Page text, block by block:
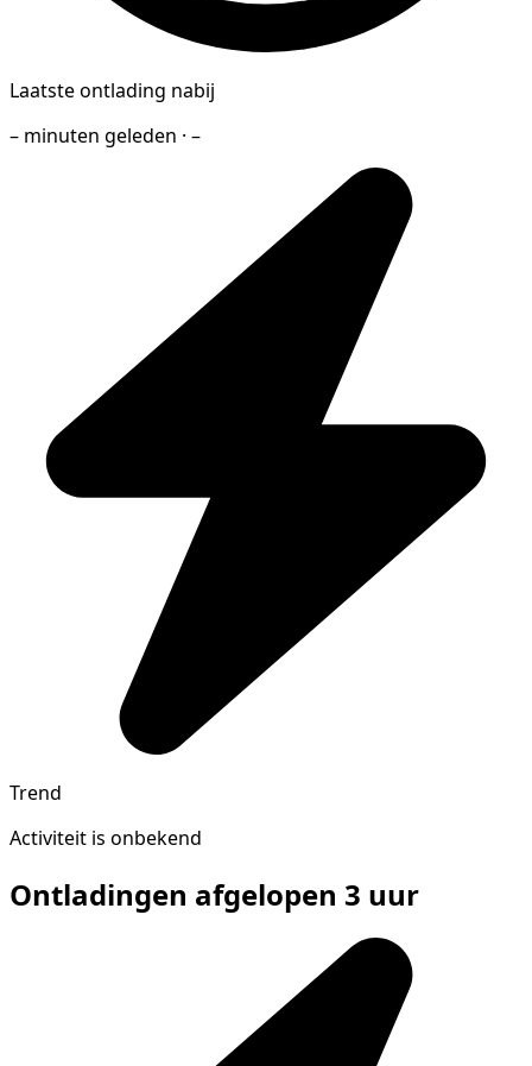
Laatste ontlading nabij
– minuten geleden · –
Trend
Activiteit is onbekend
Ontladingen afgelopen 3 uur